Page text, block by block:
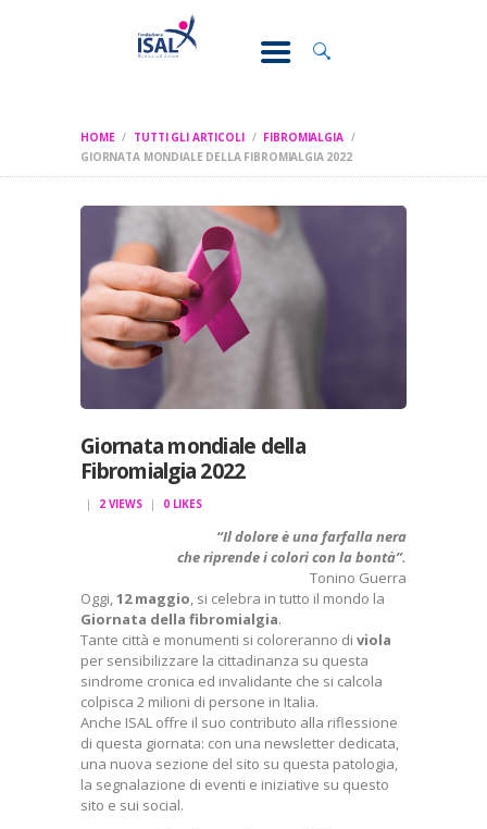
HOME TUTTI GLI ARTICOLI
FIBROMIALGIA
GIORNATA MONDIALE DELLA FIBROMIALGIA 2022
CONOSCI IL
DOLORE
RICERCA
FORMAZIONE
CHI SIAMO
Giornata mondiale della
Fibromialgia 2022
2 VIEWS 0 LIKES
“Il dolore è una farfalla nera
che riprende i colori con la bontà”.
Tonino Guerra
Oggi,12 maggio, si celebra in tutto il mondo la
Giornata della fibromialgia.
Tante città e monumenti si coloreranno di viola
per sensibilizzare la cittadinanza su questa
sindrome cronica ed invalidante che si calcola
colpisca 2 milioni di persone in Italia.
Anche ISAL offre il suo contributo alla riflessione
di questa giornata: con una newsletter dedicata,
una nuova sezione del sito su questa patologia,
la segnalazione di eventi e iniziative su questo
sito e sui social.